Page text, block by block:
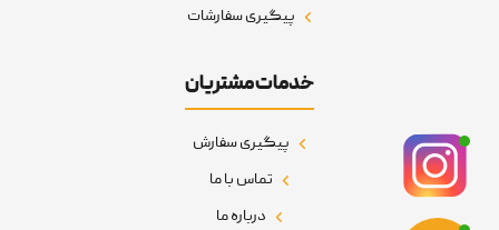
پیگیری سفارشات
خدمات مشتریان
پیگیری سفارش
تماس با ما
درباره ما